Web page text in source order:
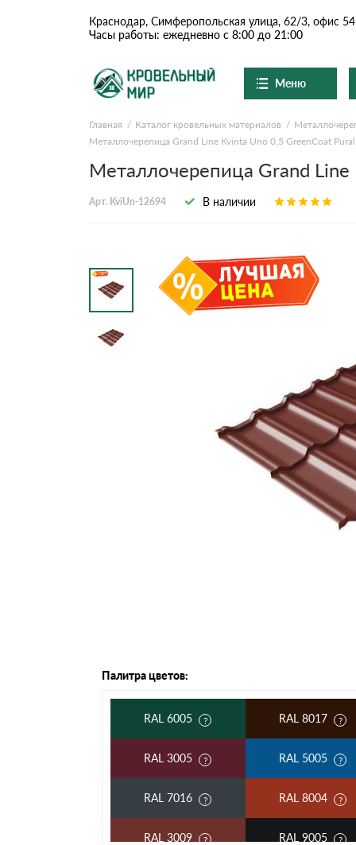
Краснодар, Симферопольская улица, 62/3, офис 54
Часы работы: ежедневно с 8:00 до 21:00
Меню
О компании
Доставка и оплата
Вопросы-ответы
Акции
Ондулин и шифер
Цементно-песчаная
Доборные элементы
Ондулин
Шифер
Шифер 7-
Главная Каталог кровельных материалов
Металлочерепица Grand Line Kvinta Uno 0,5 GreenCoat
Металлочерепица Grand
Арт. KviUn-12694 В наличии
Палитра цветов:
RAL 6005 RAL 8017
RAL 3005 RAL 5005
RAL 7016 RAL 8004
RAL 3009 RAL 9005